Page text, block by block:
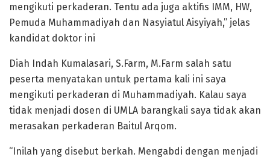
mengikuti perkaderan. Tentu ada juga aktifis IMM, HW,
Pemuda Muhammadiyah dan Nasyiatul Aisyiyah,” jelas
kandidat doktor ini
Diah Indah Kumalasari, S.Farm, M.Farm salah satu
peserta menyatakan untuk pertama kali ini saya
mengikuti perkaderan di Muhammadiyah. Kalau saya
tidak menjadi dosen di UMLA barangkali saya tidak akan
merasakan perkaderan Baitul Arqom.
“Inilah yang disebut berkah. Mengabdi dengan menjadi